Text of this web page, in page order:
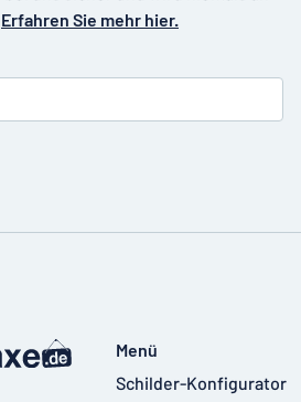
Erfahren Sie mehr hier.
Menü
Schilder-Konfigurator